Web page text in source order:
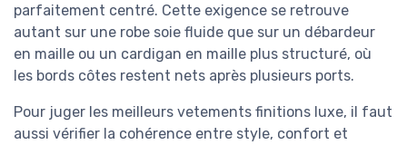
parfaitement centré. Cette exigence se retrouve
autant sur une robe soie fluide que sur un débardeur
en maille ou un cardigan en maille plus structuré, où
les bords côtes restent nets après plusieurs ports.
Pour juger les meilleurs vetements finitions luxe, il faut
aussi vérifier la cohérence entre style, confort et